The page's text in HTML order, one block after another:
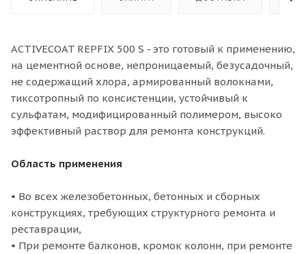
ACTIVECOAT REPFIX 500 S - это готовый к применению,
на цементной основе, непроницаемый, безусадочный,
не содержащий хлора, армированный волокнами,
тиксотропный по консистенции, устойчивый к
сульфатам, модифицированный полимером, высоко
эффективный раствор для ремонта конструкций.
Область применения
• Во всех железобетонных, бетонных и сборных
конструкциях, требующих структурного ремонта и
реставрации,
• При ремонте балконов, кромок колонн, при ремонте